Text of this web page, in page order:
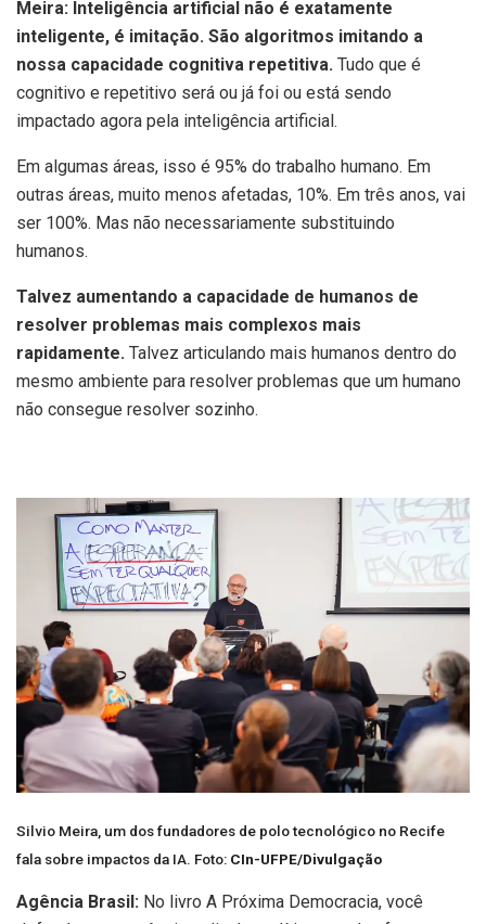
Meira: Inteligência artificial não é exatamente
inteligente, é imitação. São algoritmos imitando a
nossa capacidade cognitiva repetitiva. Tudo que é
cognitivo e repetitivo será ou já foi ou está sendo
impactado agora pela inteligência artificial.
Em algumas áreas, isso é 95% do trabalho humano. Em
outras áreas, muito menos afetadas, 10%. Em três anos, vai
ser 100%. Mas não necessariamente substituindo
humanos.
Talvez aumentando a capacidade de humanos de
resolver problemas mais complexos mais
rapidamente. Talvez articulando mais humanos dentro do
mesmo ambiente para resolver problemas que um humano
não consegue resolver sozinho.
Silvio Meira, um dos fundadores de polo tecnológico no Recife
fala sobre impactos da IA. Foto: CIn-UFPE/Divulgação
Agência Brasil: No livro A Próxima Democracia, você